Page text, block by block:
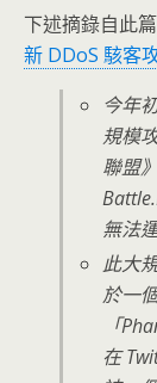
下述摘錄自此
新 DDoS 駭客
今年
規模
聯盟
無法
此大
於一
「
在